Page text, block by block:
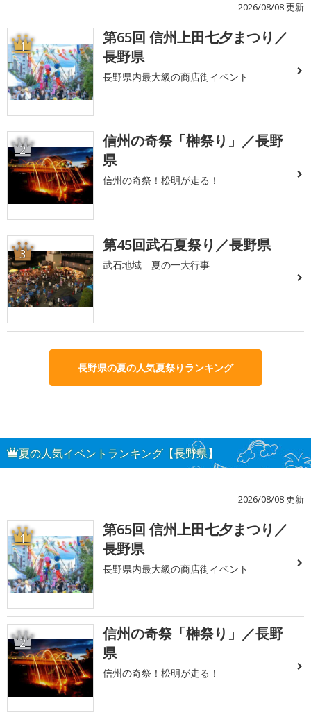
2026/08/08 更新
1
第65回 信州上田七夕まつり／
長野県
長野県内最大級の商店街イベント
2
信州の奇祭「榊祭り」／長野
県
信州の奇祭！松明が走る！
3 第45回武石夏祭り／長野県
武石地域 夏の一大行事
長野県の夏の人気夏祭りランキング
夏の人気イベントランキング【長野県】
2026/08/08 更新
1
第65回 信州上田七夕まつり／
長野県
長野県内最大級の商店街イベント
2
信州の奇祭「榊祭り」／長野
県
信州の奇祭！松明が走る！